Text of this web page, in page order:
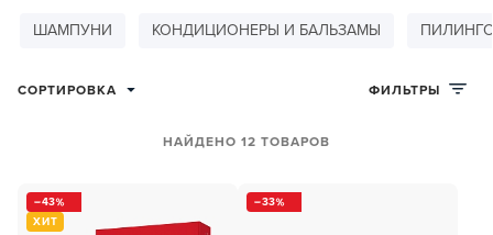
ШАМПУНИ КОНДИЦИОНЕРЫ И БАЛЬЗАМЫ
СОРТИРОВКА
НАЙДЕНО 12 ТОВАРОВ
ФИЛЬТРЫ
43
ХИТ
33